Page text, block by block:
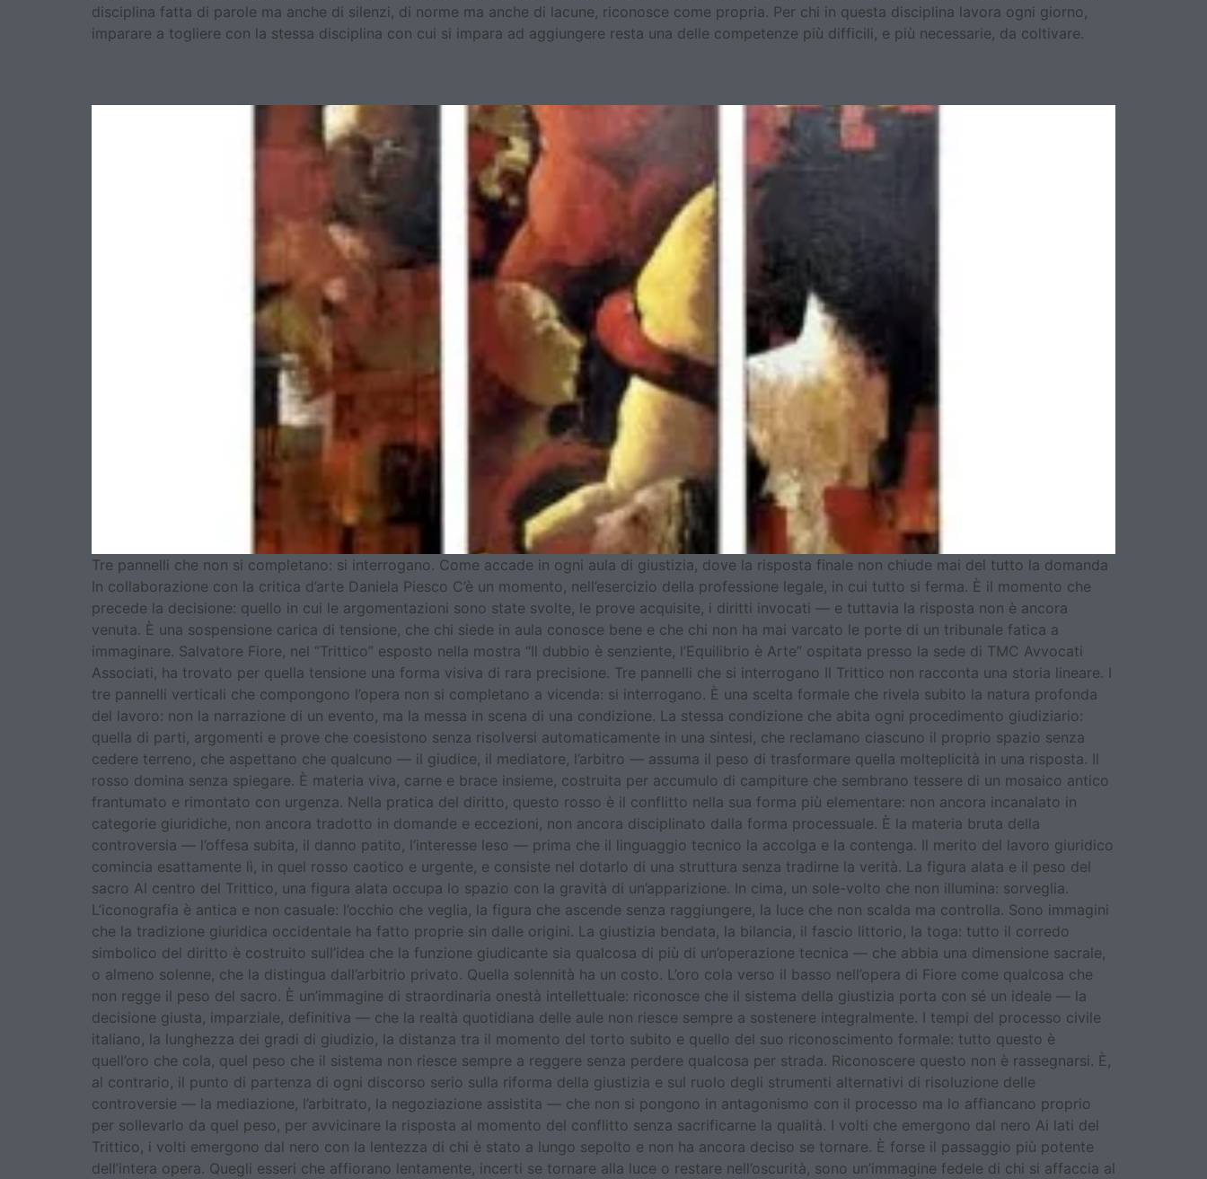
disciplina fatta di parole ma anche di silenzi, di norme ma anche di lacune, riconosce come propria. Per chi in questa disciplina lavora ogni giorno,
imparare a togliere con la stessa disciplina con cui si impara ad aggiungere resta una delle competenze più difficili, e più necessarie, da coltivare.
Tre pannelli che non si completano: si interrogano. Come accade in ogni aula di giustizia, dove la risposta finale non chiude mai del tutto la domanda
In collaborazione con la critica d’arte Daniela Piesco C’è un momento, nell’esercizio della professione legale, in cui tutto si ferma. È il momento che
precede la decisione: quello in cui le argomentazioni sono state svolte, le prove acquisite, i diritti invocati — e tuttavia la risposta non è ancora
venuta. È una sospensione carica di tensione, che chi siede in aula conosce bene e che chi non ha mai varcato le porte di un tribunale fatica a
immaginare. Salvatore Fiore, nel “Trittico” esposto nella mostra “Il dubbio è senziente, l’Equilibrio è Arte” ospitata presso la sede di TMC Avvocati
Associati, ha trovato per quella tensione una forma visiva di rara precisione. Tre pannelli che si interrogano Il Trittico non racconta una storia lineare. I
tre pannelli verticali che compongono l’opera non si completano a vicenda: si interrogano. È una scelta formale che rivela subito la natura profonda
del lavoro: non la narrazione di un evento, ma la messa in scena di una condizione. La stessa condizione che abita ogni procedimento giudiziario:
quella di parti, argomenti e prove che coesistono senza risolversi automaticamente in una sintesi, che reclamano ciascuno il proprio spazio senza
cedere terreno, che aspettano che qualcuno — il giudice, il mediatore, l’arbitro — assuma il peso di trasformare quella molteplicità in una risposta. Il
rosso domina senza spiegare. È materia viva, carne e brace insieme, costruita per accumulo di campiture che sembrano tessere di un mosaico antico
frantumato e rimontato con urgenza. Nella pratica del diritto, questo rosso è il conflitto nella sua forma più elementare: non ancora incanalato in
categorie giuridiche, non ancora tradotto in domande e eccezioni, non ancora disciplinato dalla forma processuale. È la materia bruta della
controversia — l’offesa subita, il danno patito, l’interesse leso — prima che il linguaggio tecnico la accolga e la contenga. Il merito del lavoro giuridico
comincia esattamente lì, in quel rosso caotico e urgente, e consiste nel dotarlo di una struttura senza tradirne la verità. La figura alata e il peso del
sacro Al centro del Trittico, una figura alata occupa lo spazio con la gravità di un’apparizione. In cima, un sole-volto che non illumina: sorveglia.
L’iconografia è antica e non casuale: l’occhio che veglia, la figura che ascende senza raggiungere, la luce che non scalda ma controlla. Sono immagini
che la tradizione giuridica occidentale ha fatto proprie sin dalle origini. La giustizia bendata, la bilancia, il fascio littorio, la toga: tutto il corredo
simbolico del diritto è costruito sull’idea che la funzione giudicante sia qualcosa di più di un’operazione tecnica — che abbia una dimensione sacrale,
o almeno solenne, che la distingua dall’arbitrio privato. Quella solennità ha un costo. L’oro cola verso il basso nell’opera di Fiore come qualcosa che
non regge il peso del sacro. È un’immagine di straordinaria onestà intellettuale: riconosce che il sistema della giustizia porta con sé un ideale — la
decisione giusta, imparziale, definitiva — che la realtà quotidiana delle aule non riesce sempre a sostenere integralmente. I tempi del processo civile
italiano, la lunghezza dei gradi di giudizio, la distanza tra il momento del torto subito e quello del suo riconoscimento formale: tutto questo è
quell’oro che cola, quel peso che il sistema non riesce sempre a reggere senza perdere qualcosa per strada. Riconoscere questo non è rassegnarsi. È,
al contrario, il punto di partenza di ogni discorso serio sulla riforma della giustizia e sul ruolo degli strumenti alternativi di risoluzione delle
controversie — la mediazione, l’arbitrato, la negoziazione assistita — che non si pongono in antagonismo con il processo ma lo affiancano proprio
per sollevarlo da quel peso, per avvicinare la risposta al momento del conflitto senza sacrificarne la qualità. I volti che emergono dal nero Ai lati del
Trittico, i volti emergono dal nero con la lentezza di chi è stato a lungo sepolto e non ha ancora deciso se tornare. È forse il passaggio più potente
dell’intera opera. Quegli esseri che affiorano lentamente, incerti se tornare alla luce o restare nell’oscurità, sono un’immagine fedele di chi si affaccia al